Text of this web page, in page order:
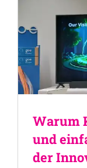
Warum
und
der